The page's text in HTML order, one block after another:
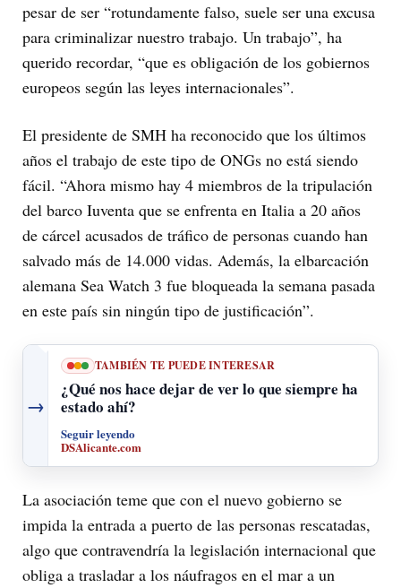
pesar de ser “rotundamente falso, suele ser una excusa
para criminalizar nuestro trabajo. Un trabajo”, ha
querido recordar, “que es obligación de los gobiernos
europeos según las leyes internacionales”.
El presidente de SMH ha reconocido que los últimos
años el trabajo de este tipo de ONGs no está siendo
fácil. “Ahora mismo hay 4 miembros de la tripulación
del barco Iuventa que se enfrenta en Italia a 20 años
de cárcel acusados de tráfico de personas cuando han
salvado más de 14.000 vidas. Además, la elbarcación
alemana Sea Watch 3 fue bloqueada la semana pasada
en este país sin ningún tipo de justificación”.
→
TAMBIÉN TE PUEDE INTERESAR
¿Qué nos hace dejar de ver lo que siempre ha
estado ahí?
Seguir leyendo
DSAlicante.com
La asociación teme que con el nuevo gobierno se
impida la entrada a puerto de las personas rescatadas,
algo que contravendría la legislación internacional que
obliga a trasladar a los náufragos en el mar a un